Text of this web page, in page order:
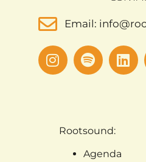
Email:
Rootsound:
Agenda